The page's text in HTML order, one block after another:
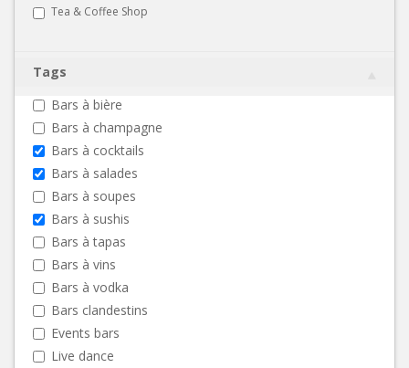
Tea & Coffee Shop
Tags
Bars à bière
Bars à champagne
Bars à cocktails
Bars à salades
Bars à soupes
Bars à sushis
Bars à tapas
Bars à vins
Bars à vodka
Bars clandestins
Events bars
Live dance